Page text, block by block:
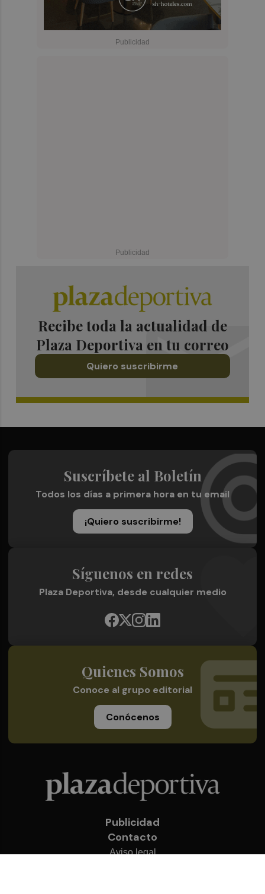
Recibe toda la actualidad de
Plaza Deportiva en tu correo
Quiero suscribirme
Suscríbete al Boletín
Todos los días a primera hora en tu email
¡Quiero suscribirme!
Síguenos en redes
Plaza Deportiva, desde cualquier medio
Quienes Somos
Conoce al grupo editorial
Conócenos
Publicidad
Contacto
Aviso legal